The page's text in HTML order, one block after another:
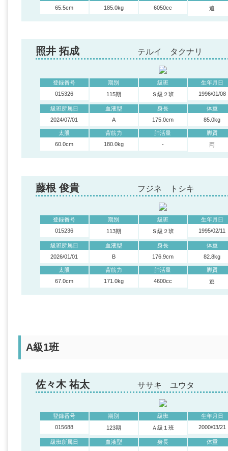
65.5cm
185.0kg
6050cc
追
照井 拓成 テルイ タクナリ
登録番号
015326
期別
115期
級班
Ｓ級２班
生年月日
1996/01/08
級班所属日
2024/07/01
血液型
A
身長
175.0cm
体重
85.0kg
太股
60.0cm
背筋力
180.0kg
肺活量
-
脚質
両
藤根 俊貴 フジネ トシキ
登録番号
015236
期別
113期
級班
Ｓ級２班
生年月日
1995/02/11
級班所属日
2026/01/01
血液型
B
身長
176.9cm
体重
82.8kg
太股
67.0cm
背筋力
171.0kg
肺活量
4600cc
脚質
逃
A級1班
佐々木 祐太 ササキ ユウタ
登録番号
015688
期別
123期
級班
Ａ級１班
生年月日
2000/03/21
級班所属日
血液型
身長
体重